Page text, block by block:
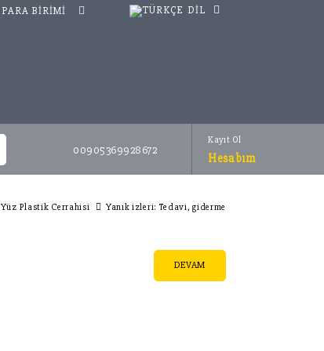
DIL
PARA BIRIMI
00905369928672
Kayıt Ol
Hesabım
Yüz Plastik Cerrahisi Yanık izleri: Tedavi, giderme
DEVAM